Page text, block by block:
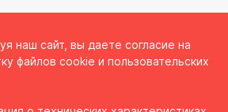
наш сайт, вы даете согласие на
файлов cookie и пользовательских